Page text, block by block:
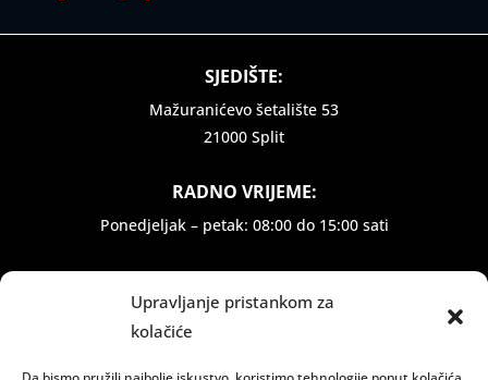
Upravljanje pristankom za
kolačiće
SJEDIŠTE:
Mažuranićevo šetalište 53
21000 Split
RADNO VRIJEME:
Ponedjeljak – petak: 08:00 do 15:00 sati
Dostava i plaćanje
Zaštita privatnosti
Politika privatnosti